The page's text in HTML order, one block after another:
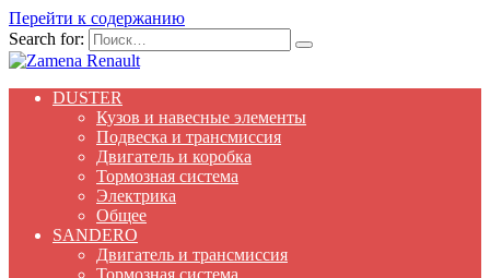
Перейти к содержанию
Search for:
DUSTER
Кузов и навесные элементы
Подвеска и трансмиссия
Двигатель и коробка
Тормозная система
Электрика
Общее
SANDERO
Двигатель и трансмиссия
Тормозная система